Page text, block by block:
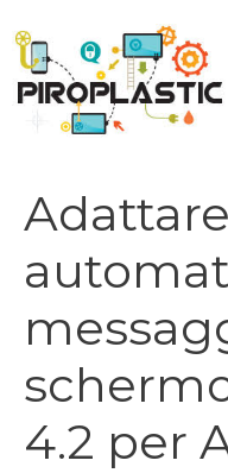
contenuto
Adattare
4.2 per